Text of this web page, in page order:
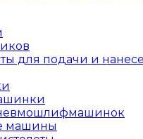
для подачи и
машины